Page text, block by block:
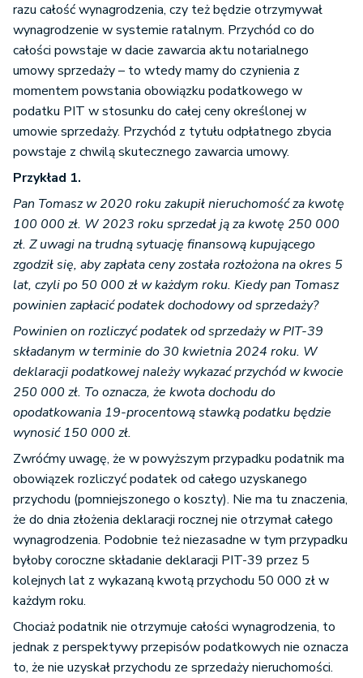
razu całość wynagrodzenia, czy też będzie otrzymywał
wynagrodzenie w systemie ratalnym. Przychód co do
całości powstaje w dacie zawarcia aktu notarialnego
umowy sprzedaży – to wtedy mamy do czynienia z
momentem powstania obowiązku podatkowego w
podatku PIT w stosunku do całej ceny określonej w
umowie sprzedaży. Przychód z tytułu odpłatnego zbycia
powstaje z chwilą skutecznego zawarcia umowy.
Przykład 1.
Pan Tomasz w 2020 roku zakupił nieruchomość za kwotę
100 000 zł. W 2023 roku sprzedał ją za kwotę 250 000
zł. Z uwagi na trudną sytuację finansową kupującego
zgodził się, aby zapłata ceny została rozłożona na okres 5
lat, czyli po 50 000 zł w każdym roku. Kiedy pan Tomasz
powinien zapłacić podatek dochodowy od sprzedaży?
Powinien on rozliczyć podatek od sprzedaży w PIT-39
składanym w terminie do 30 kwietnia 2024 roku. W
deklaracji podatkowej należy wykazać przychód w kwocie
250 000 zł. To oznacza, że kwota dochodu do
opodatkowania 19-procentową stawką podatku będzie
wynosić 150 000 zł.
Zwróćmy uwagę, że w powyższym przypadku podatnik ma
obowiązek rozliczyć podatek od całego uzyskanego
przychodu (pomniejszonego o koszty). Nie ma tu znaczenia,
że do dnia złożenia deklaracji rocznej nie otrzymał całego
wynagrodzenia. Podobnie też niezasadne w tym przypadku
byłoby coroczne składanie deklaracji PIT-39 przez 5
kolejnych lat z wykazaną kwotą przychodu 50 000 zł w
każdym roku.
Chociaż podatnik nie otrzymuje całości wynagrodzenia, to
jednak z perspektywy przepisów podatkowych nie oznacza
to, że nie uzyskał przychodu ze sprzedaży nieruchomości.